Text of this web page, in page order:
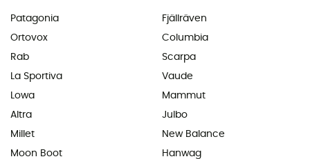
Patagonia
Ortovox
Rab
La Sportiva
Lowa
Altra
Millet
Moon Boot
Fjällräven
Columbia
Scarpa
Vaude
Mammut
Julbo
New Balance
Hanwag